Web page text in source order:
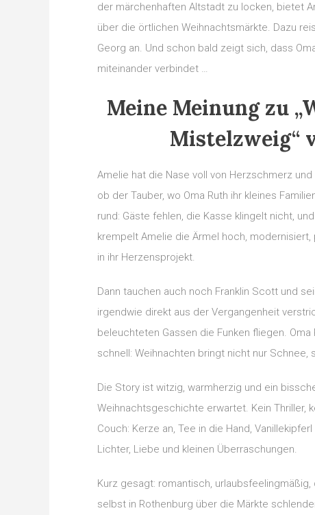
der märchenhaften Altstadt zu locken, bietet
über die örtlichen Weihnachtsmärkte. Dazu
Georg an. Und schon bald zeigt sich, dass
miteinander verbindet …
Meine Meinung zu
Mistelzweig“
Amelie hat die Nase voll von Herzschmerz
ob der Tauber, wo Oma Ruth ihr kleines
rund: Gäste fehlen, die Kasse klingelt nicht,
krempelt Amelie die Ärmel hoch,
in ihr Herzensprojekt.
Dann tauchen auch noch Franklin Scott und
irgendwie direkt aus der Vergangenheit
beleuchteten Gassen die Funken fliegen.
schnell: Weihnachten bringt nicht nur Schnee,
Die Story ist witzig, warmherzig und ein
Weihnachtsgeschichte erwartet. Kein Thriller,
Couch: Kerze an, Tee in die Hand,
Lichter, Liebe und kleinen Überraschungen.
Kurz gesagt: romantisch,
selbst in Rothenburg über die Märkte